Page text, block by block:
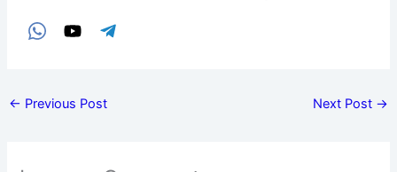
← Previous Post Next Post →